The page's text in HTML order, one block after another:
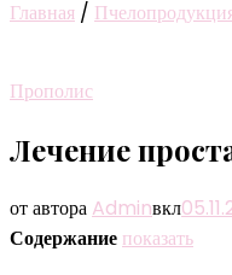
Главная /
Прополис
Лечение
от автора Adminвкл
Содержание показать